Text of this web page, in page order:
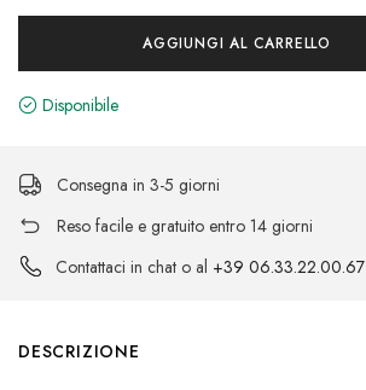
Disponibile
Consegna in 3-5 giorni
Reso facile e gratuito entro 14 giorni
Contattaci in chat o al +39 06.33.22.00.67
DESCRIZIONE